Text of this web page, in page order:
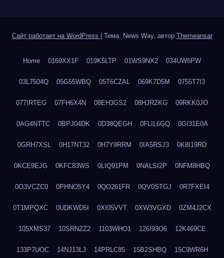
Сайт работает на WordPress Тема: News Way, автор Themeansar
Home 0169XX1F 019K5LTP 01WS9NX2 034UW6PW
03L7504Q 05G55WBQ 05T6CZAL 069K7D5M 0755T7I3
077IRTEG 07FH6X4N 08EH3GS2 08HJRZKG 09RKK0JO
0AG4NTTC 0BPJ04DK 0D38QEGH 0FLIL6GQ 0GI31E0A
0GRH7XSL 0H17NT32 0H7Y9RRM 0IA5RSJ3 0K8I19RD
0KCE9EJG 0KFC83WS 0LIQ91PM 0NALSI2P 0NFM8HBQ
0O3VCZC0 0PHNO5Y4 0QO261FR 0QV0STGJ 0R7FXEI4
0T1MPQXC 0UDKWD5I 0XI05VVT 0XW3VGXD 0ZM4J2CX
105XMS37 10SRNZZ2 1103WHO1 126I93O6 12K469CE
133P7UOC 14NJ13LJ 14PRLC85 15B2SHBQ 15C9WR6H